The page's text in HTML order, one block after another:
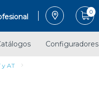
0
Configuradores
y AT